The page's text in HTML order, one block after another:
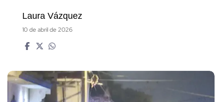
Laura Vázquez
10 de abril de 2026